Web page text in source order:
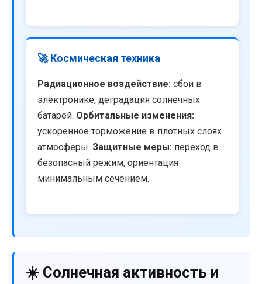
🚀 Космическая техника
Радиационное воздействие: сбои в
электронике, деградация солнечных
батарей. Орбитальные изменения:
ускоренное торможение в плотных слоях
атмосферы. Защитные меры: переход в
безопасный режим, ориентация
минимальным сечением.
☀️ Солнечная активность и